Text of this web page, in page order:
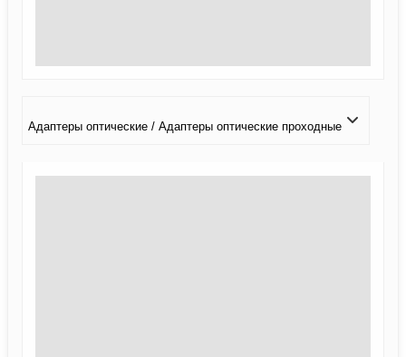
Адаптеры оптические / Адаптеры оптические проходные